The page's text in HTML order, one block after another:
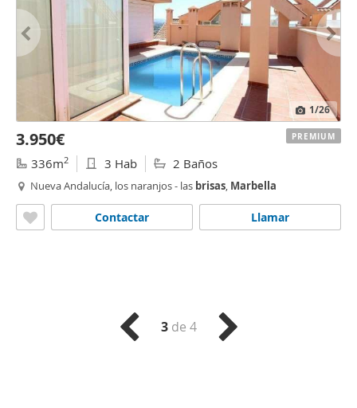
1/26
3.950€
336m2 3 Hab 2 Baños
Nueva Andalucía, los naranjos - las brisas, Marbella
Llamar
Contactar
PREMIUM
3de 4